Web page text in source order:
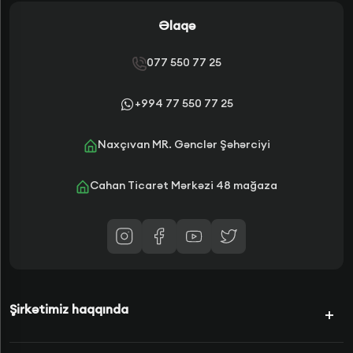
Şirkətimiz haqqında
Əlaqə
077 550 77 25
+994 77 550 77 25
Naxçıvan MR. Gənclər Şəhərciyi
Cahan Ticarət Mərkəzi 48 mağaza